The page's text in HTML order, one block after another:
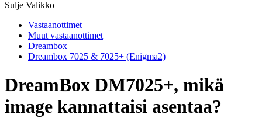
Sulje Valikko
Vastaanottimet
Muut vastaanottimet
Dreambox
Dreambox 7025 & 7025+ (Enigma2)
DreamBox DM7025+, mikä
image kannattaisi asentaa?